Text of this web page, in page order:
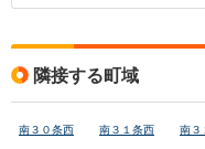
隣接する町域
南３０条西 南３１条西 南３